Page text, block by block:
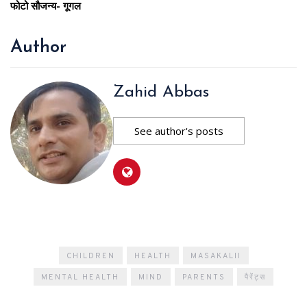
फोटो सौजन्य- गूगल
Author
Zahid Abbas
See author's posts
CHILDREN HEALTH MASAKALII
MENTAL HEALTH MIND PARENTS पैरेंट्स